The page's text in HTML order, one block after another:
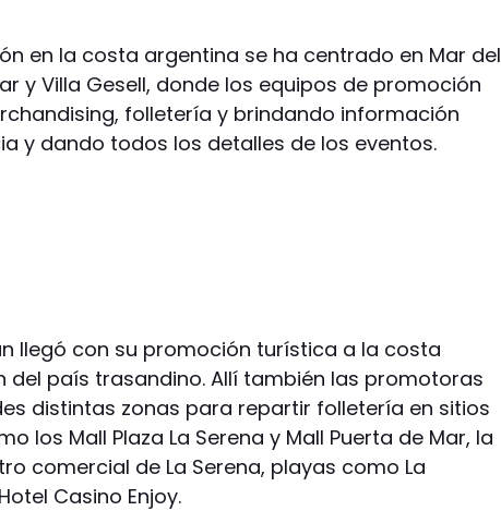
en la costa argentina se ha centrado en Mar del
y Villa Gesell, donde los equipos de promoción
folletería y brindando información
y dando todos los detalles de los eventos.
llegó con su promoción turística a la costa
del país trasandino. Allí también las promotoras
distintas zonas para repartir folletería en sitios
los Mall Plaza La Serena y Mall Puerta de Mar, la
comercial de La Serena, playas como La
Casino Enjoy.